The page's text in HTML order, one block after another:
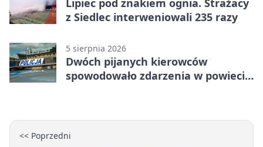
z Siedlec interweniowali 235 razy
5 sierpnia 2026
Dwóch pijanych kierowców
spowodowało zdarzenia w powiecie
<< Poprzedni